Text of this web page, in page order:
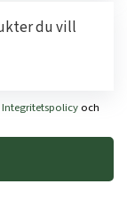
Integritetspolicy och